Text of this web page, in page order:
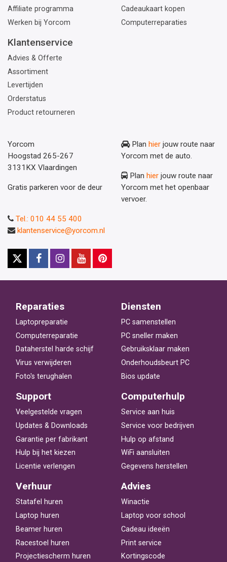
Affiliate programma
Werken bij Yorcom
Cadeaukaart kopen
Computerreparaties
Klantenservice
Advies & Offerte
Assortiment
Levertijden
Orderstatus
Product retourneren
Yorcom
Hoogstad 265-267
3131KX Vlaardingen
Gratis parkeren voor de deur
Plan hier jouw route naar
Yorcom met de auto.
Plan hier jouw route naar
Yorcom met het openbaar
vervoer.
Tel.: 010 44 55 400
klantenservice@yorcom.nl
Reparaties
Laptopreparatie
Computerreparatie
Dataherstel harde schijf
Virus verwijderen
Foto's terughalen
Diensten
PC samenstellen
PC sneller maken
Gebruiksklaar maken
Onderhoudsbeurt PC
Bios update
Support
Veelgestelde vragen
Updates & Downloads
Garantie per fabrikant
Hulp bij het kiezen
Licentie verlengen
Computerhulp
Service aan huis
Service voor bedrijven
Hulp op afstand
WiFi aansluiten
Gegevens herstellen
Verhuur
Statafel huren
Laptop huren
Beamer huren
Racestoel huren
Projectiescherm huren
Advies
Winactie
Laptop voor school
Cadeau ideeën
Print service
Kortingscode